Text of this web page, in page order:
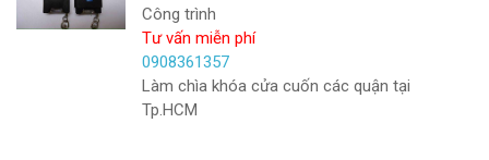
Công trình
Tư vấn miễn phí
0908361357
Làm chìa khóa cửa cuốn các quận tại
Tp.HCM